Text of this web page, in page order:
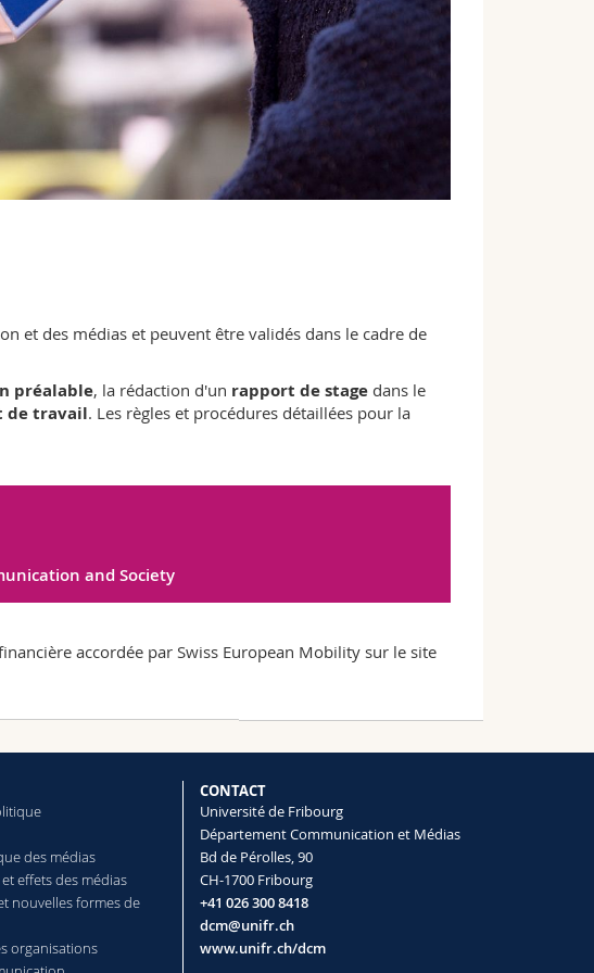
et des médias et peuvent être validés dans le cadre de
préalable, la rédaction d'un rapport de stage dans le
de travail. Les règles et procédures détaillées pour la
and Society
accordée par Swiss European Mobility sur le site
des médias
effets des médias
nouvelles formes de
organisations
CONTACT
Université de Fribourg
Département Communication et Médias
Bd de Pérolles, 90
CH-1700 Fribourg
+41 026 300 8418
dcm@unifr.ch
www.unifr.ch/dcm